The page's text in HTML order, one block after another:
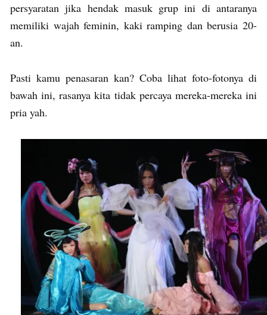
persyaratan jika hendak masuk grup ini di antaranya
memiliki wajah feminin, kaki ramping dan berusia 20-
an.
Pasti kamu penasaran kan? Coba lihat foto-fotonya di
bawah ini, rasanya kita tidak percaya mereka-mereka ini
pria yah.